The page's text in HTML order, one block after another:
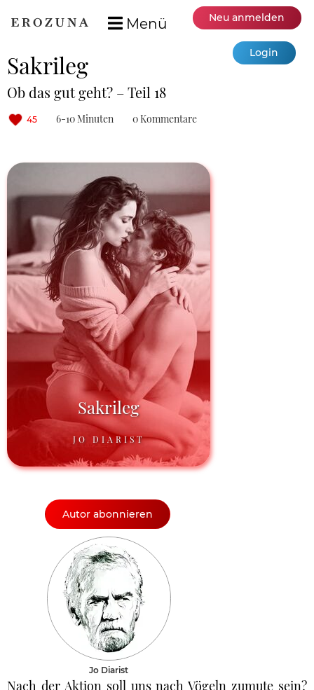
Menü Neu anmelden
Login
Sakrileg
Ob das gut geht? – Teil 18
45 6-10 Minuten 0 Kommentare
Sakrileg
JO DIARIST
Autor abonnieren
Jo Diarist
Nach der Aktion soll uns nach Vögeln zumute sein?